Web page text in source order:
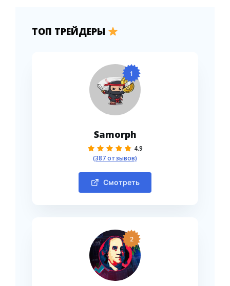
ТОП ТРЕЙДЕРЫ
1
Samorph
4.9
(387 отзывов)
Смотреть
2